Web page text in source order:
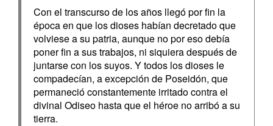
Con el transcurso de los años llegó por fin la
época en que los dioses habían decretado que
volviese a su patria, aunque no por eso debía
poner fin a sus trabajos, ni siquiera después de
juntarse con los suyos. Y todos los dioses le
compadecían, a excepción de Poseidón, que
permaneció constantemente irritado contra el
divinal Odiseo hasta que el héroe no arribó a su
tierra.